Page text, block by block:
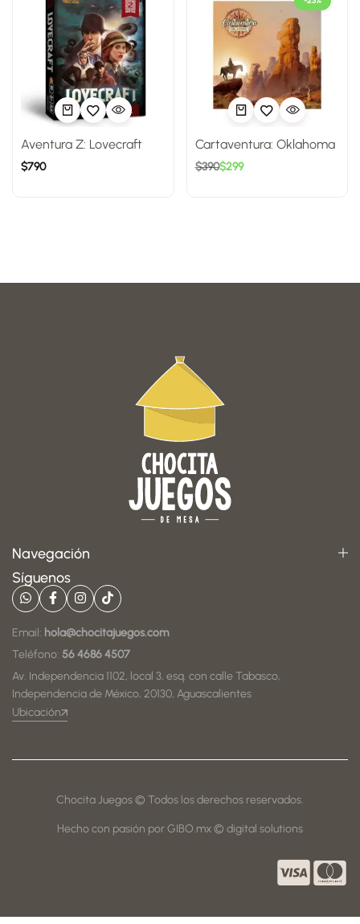
Aventura Z: Lovecraft
$790
Cartaventura: Oklahoma
$390$299
Navegación
Síguenos
Email: hola@chocitajuegos.com
Teléfono: 56 4686 4507
Av. Independencia 1102, local 3, esq. con calle Tabasco,
Independencia de México, 20130, Aguascalientes
Ubicación
Chocita Juegos © Todos los derechos reservados.
Hecho con pasión por GIBO.mx © digital solutions